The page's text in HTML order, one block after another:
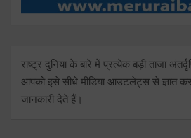
राष्ट्र दुनिया के बारे में प्रत्येक बड़ी ताजा
आपको इसे सीधे मीडिया आउटलेट्स से ज्ञात
जानकारी देते हैं।